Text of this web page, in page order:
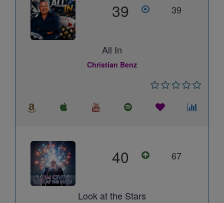
39 39
All In
Christian Benz
40 67
Look at the Stars